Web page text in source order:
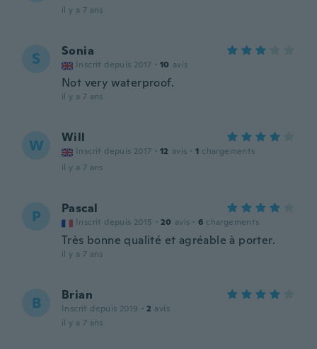
il y a 7 ans
S Sonia
Inscrit depuis 2017 · 10 avis
Not very waterproof.
il y a 7 ans
W Will
Inscrit depuis 2017 · 12 avis · 1 chargements
il y a 7 ans
P Pascal
Inscrit depuis 2015 · 20 avis · 6 chargements
Très bonne qualité et agréable à porter.
il y a 7 ans
B Brian
Inscrit depuis 2019 · 2 avis
il y a 7 ans